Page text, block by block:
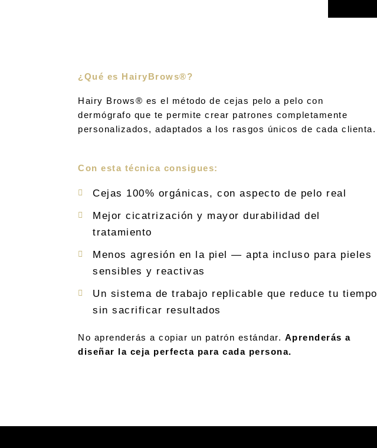
¿Qué es HairyBrows®?
Hairy Brows® es el método de cejas pelo a pelo con
dermógrafo que te permite crear patrones completamente
personalizados, adaptados a los rasgos únicos de cada clienta.
Con esta técnica consigues:
Cejas 100% orgánicas, con aspecto de pelo real
Mejor cicatrización y mayor durabilidad del
tratamiento
Menos agresión en la piel — apta incluso para pieles
sensibles y reactivas
Un sistema de trabajo replicable que reduce tu tiempo
sin sacrificar resultados
No aprenderás a copiar un patrón estándar. Aprenderás a
diseñar la ceja perfecta para cada persona.